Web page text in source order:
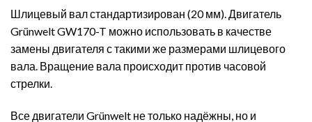
Шлицевый вал стандартизирован (20 мм). Двигатель
Grünwelt GW170-T можно использовать в качестве
замены двигателя с такими же размерами шлицевого
вала. Вращение вала происходит против часовой
стрелки.
Все двигатели Grünwelt не только надёжны, но и